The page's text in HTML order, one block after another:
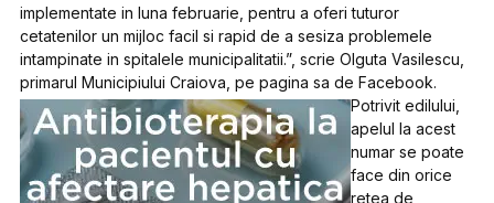
implementate in luna februarie, pentru a oferi tuturor
cetatenilor un mijloc facil si rapid de a sesiza problemele
intampinate in spitalele municipalitatii.”, scrie Olguta Vasilescu,
primarul Municipiului Craiova, pe pagina sa de Facebook.
Potrivit edilului,
apelul la acest
numar se poate
face din orice
retea de